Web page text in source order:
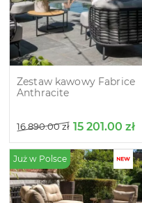
Zestaw kawowy Fabrice
Anthracite
16 890.00zł 15 201.00 zł
Już w Polsce